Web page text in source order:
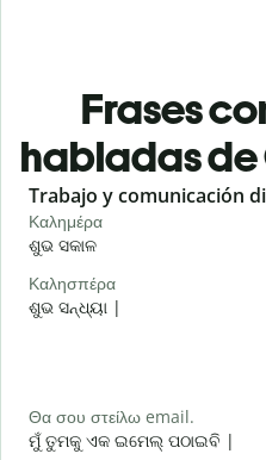
Frases
habladas de
Slide 1 of 6
Trabajo y comunicación
Καλημέρα
ଶୁଭ ସକାଳ
Καλησπέρα
ଶୁଭ ସନ୍ଧ୍ୟା |
Θα σου στείλω email.
ମୁଁ ତୁମକୁ ଏକ ଇମେଲ୍ ପଠାଇବି |